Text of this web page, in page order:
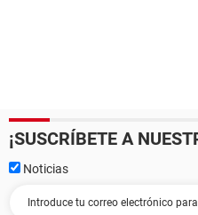
¡SUSCRÍBETE A
Noticias